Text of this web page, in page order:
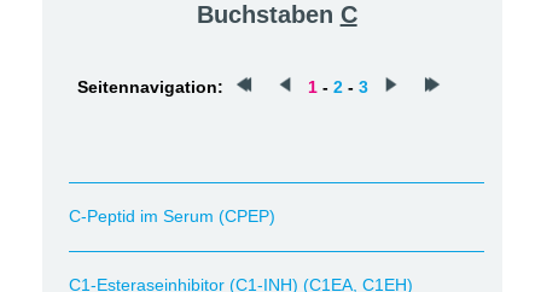
Buchstaben C
Seitennavigation: 1 - 2 - 3
C-Peptid im Serum (CPEP)
C1-Esteraseinhibitor (C1-INH) (C1EA, C1EH)